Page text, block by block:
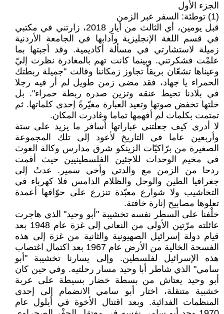
الجزء الأول
(1) توطئة: السفر عبر الزمن
قبل يومين، أي الثالث من أيار 2018، زارتني في مكتبي
في قسم اللغة الإنجليزية وآدابها في الجامعة الأردنية
زميلة لاستشارتي في مسألة أكاديمية. وقد أجبتها بما
علمْت فشكرتني. وبينما كانت تهم بالمغادرة نظرت إليّ
وعيناها تشعّان بريقاً تجاوز زمكاننا وقالت "جميلة ربطتك
الحمراء يا جهاد، فقد مضى زمن طويل لم أر فيه رجلا
في بلادنا تحيط عنقه وتزين صدره ربطة حمراء". بل
خلتها تخفض صوتها وتعيد العبارة مغيّرةً إحدى كلماتها. ثم
تمتمت بكلمات لم أفهمها تماما وغادرت المكان.
لا أدري كيف جعلتني عباراتها أسافر ما يزيد على ستة
وأربعين عاما في التاريخ لأعود إلى تلك المجموعة
الصغيرة من برّاكيّات الزينكو شرق مدارس وكالة الغوث
في مخيم الوحدات للاجئين الفلسطينيين حيث أقمت
ردحا من الزمن مع والدتي وأخي سمير. عدتُ إلى
جغرافيا الطين والوحل والظلام الدامس فلا كهرباء في
التخاشيب ولا شوارع معبّدة تنزرع على حوّافها أعمدة
تعلوها مصابيح إنارة خافتة.
خلْفنا على السطر نفسه تخشيبة "أبو وحيد" الذي هاجرت
عائلته مرّتين الأولى من النعاني إلى غزة عام 1948 بعد
قيام دولة إسرائيل الصهيونية والثانية من غزة إلى هذه
الفسحة الخالية من الأرض عام 1967 بعد اكتمال اغتصاب
هذه الإسرائيل لفلسطين. وإلى يسارنا تخشيبة "أبو
سامي" الذي شاطر أبا وحيد مسار رحلتيه. وفي حين كان
أبو وحيد يعتاش من بسطة خضار بسيطة على عربة
خشبية متنقلة، اختار أبو سامي الانضمام إلى إحدى
المنظمات الفدائية. وبعد اقتتال الأخوة في أيلول عام